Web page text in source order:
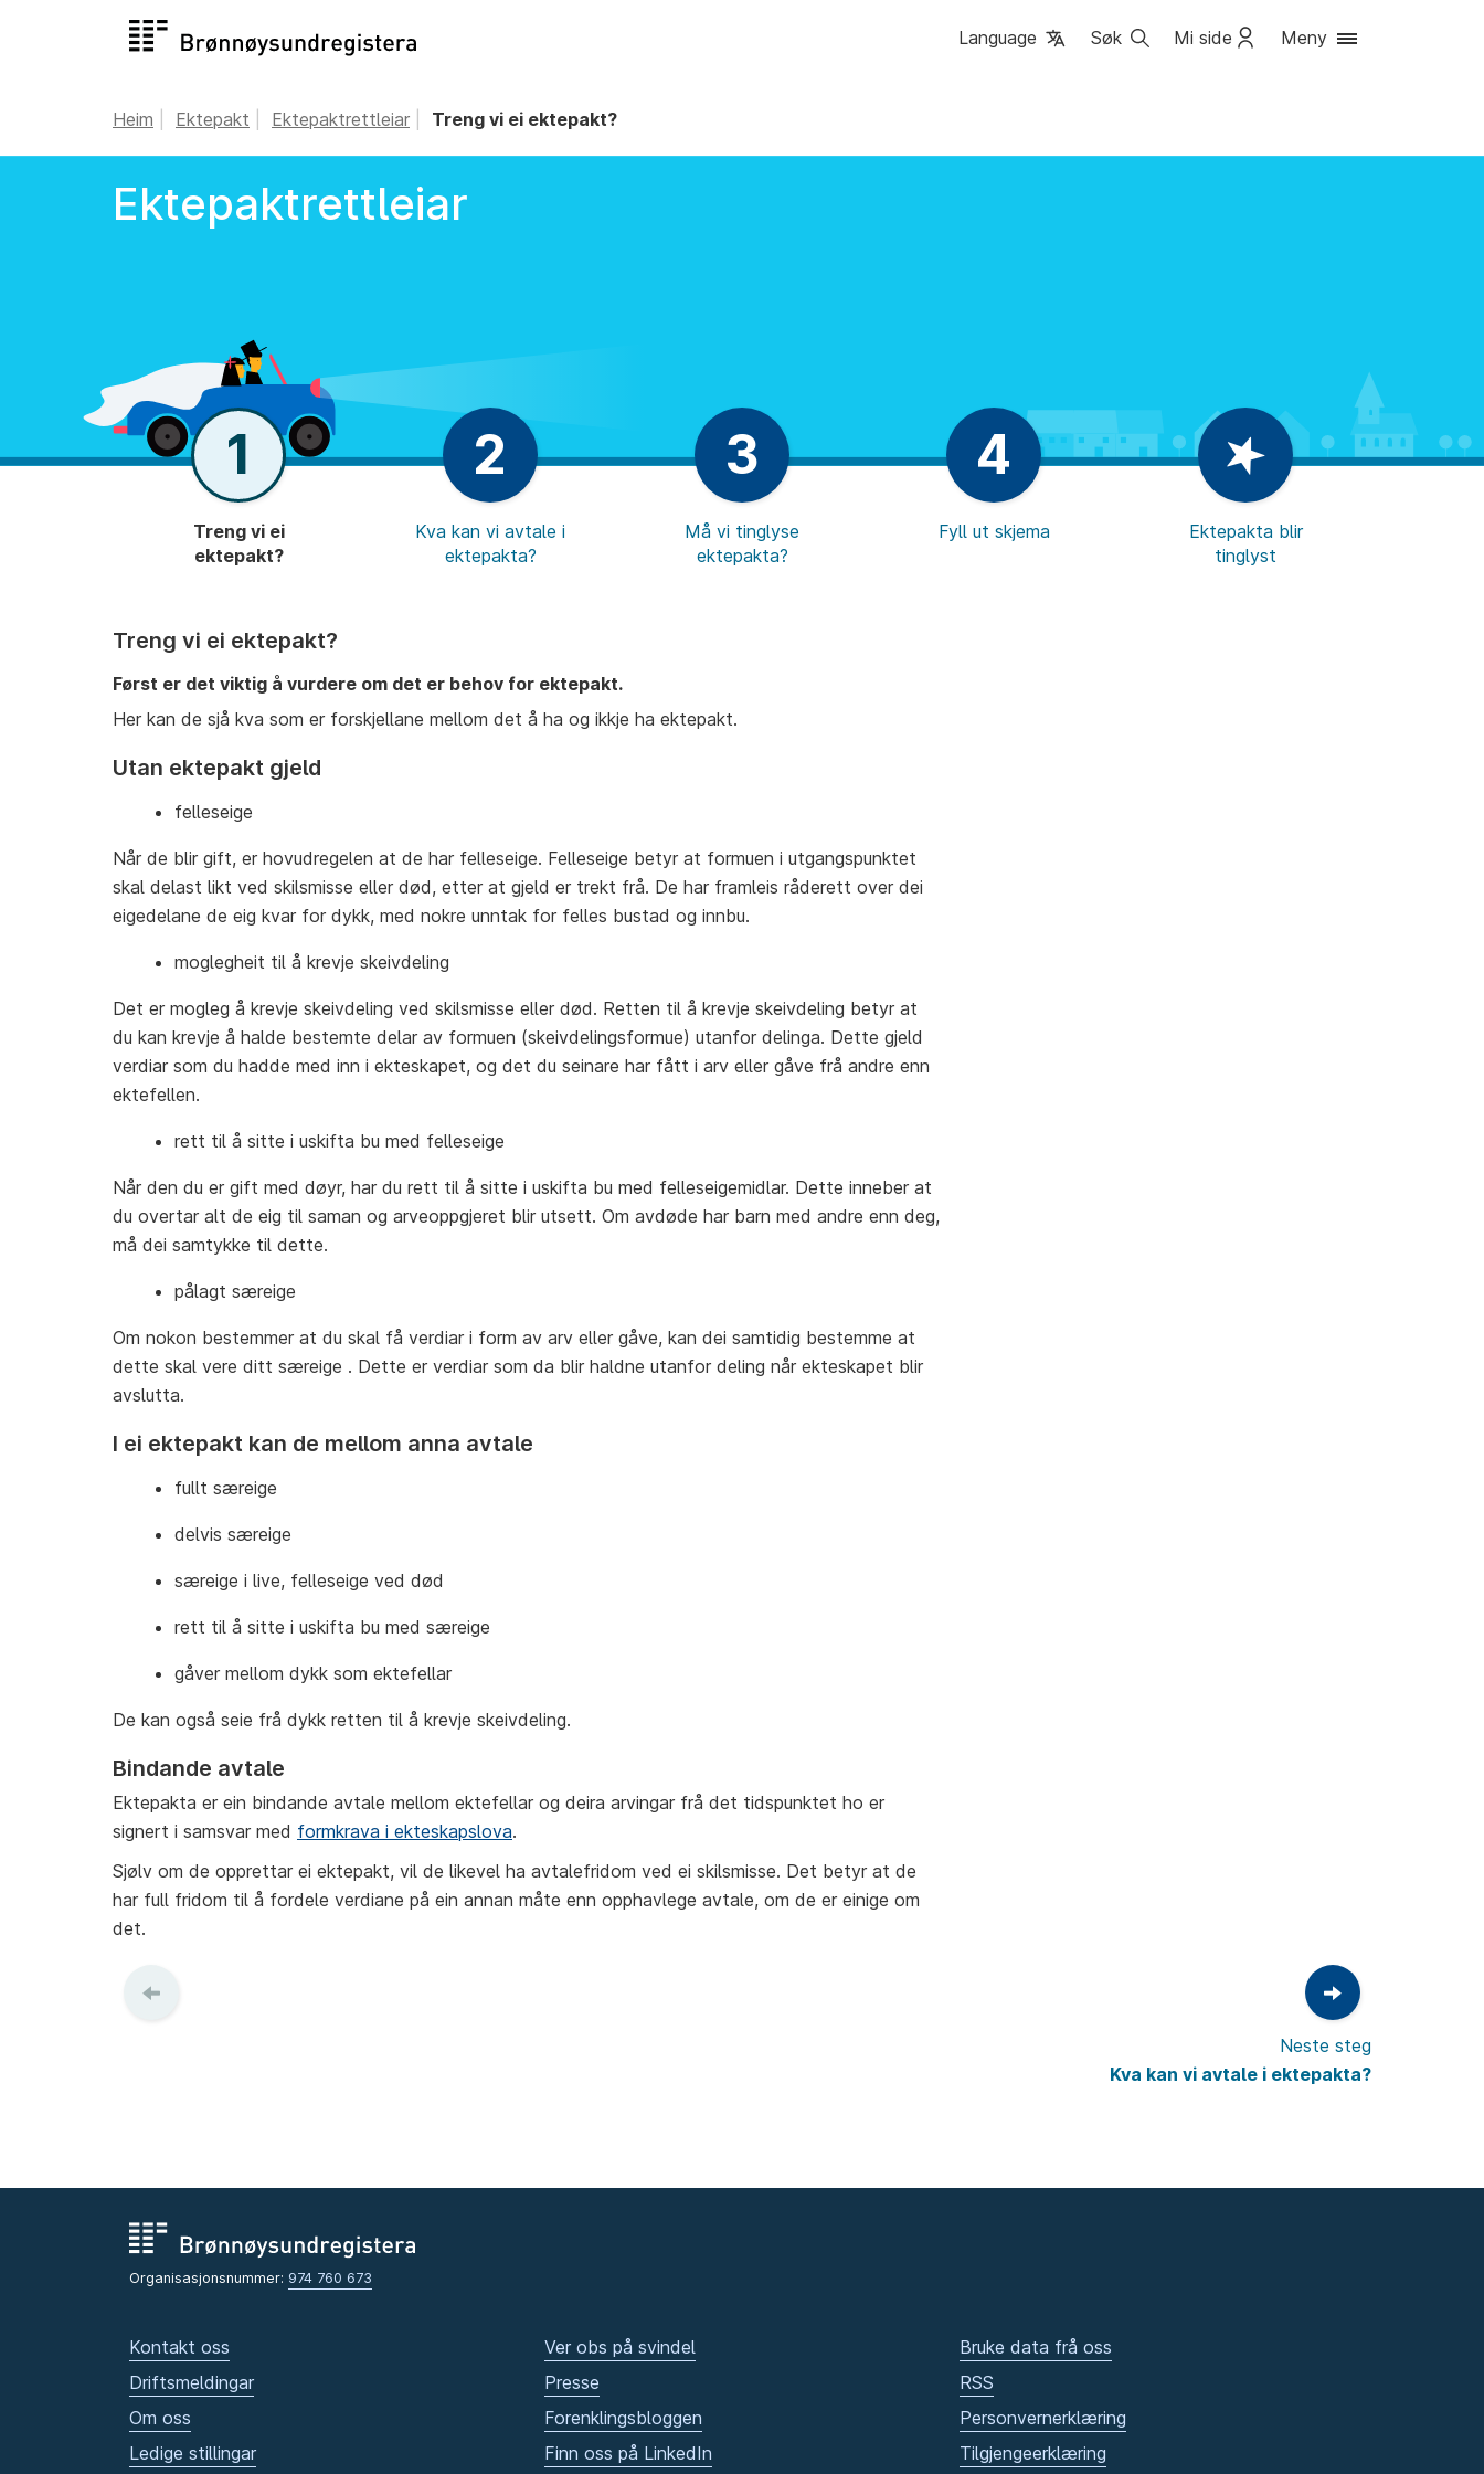
Language Søk Mi side Meny
Heim Ektepakt Ektepaktrettleiar Treng vi ei ektepakt?
Ektepaktrettleiar
1
Treng vi ei
ektepakt?
2
Kva kan vi avtale i
ektepakta?
3
Må vi tinglyse
ektepakta?
4
Fyll ut skjema
Ektepakta blir
tinglyst
Treng vi ei ektepakt?
Først er det viktig å vurdere om det er behov for ektepakt.
Her kan de sjå kva som er forskjellane mellom det å ha og ikkje ha ektepakt.
Utan ektepakt gjeld
felleseige
Når de blir gift, er hovudregelen at de har felleseige. Felleseige betyr at formuen i utgangspunktet
skal delast likt ved skilsmisse eller død, etter at gjeld er trekt frå. De har framleis råderett over dei
eigedelane de eig kvar for dykk, med nokre unntak for felles bustad og innbu.
moglegheit til å krevje skeivdeling
Det er mogleg å krevje skeivdeling ved skilsmisse eller død. Retten til å krevje skeivdeling betyr at
du kan krevje å halde bestemte delar av formuen (skeivdelingsformue) utanfor delinga. Dette gjeld
verdiar som du hadde med inn i ekteskapet, og det du seinare har fått i arv eller gåve frå andre enn
ektefellen.
rett til å sitte i uskifta bu med felleseige
Når den du er gift med døyr, har du rett til å sitte i uskifta bu med felleseigemidlar. Dette inneber at
du overtar alt de eig til saman og arveoppgjeret blir utsett. Om avdøde har barn med andre enn deg,
må dei samtykke til dette.
pålagt særeige
Om nokon bestemmer at du skal få verdiar i form av arv eller gåve, kan dei samtidig bestemme at
dette skal vere ditt særeige . Dette er verdiar som da blir haldne utanfor deling når ekteskapet blir
avslutta.
I ei ektepakt kan de mellom anna avtale
fullt særeige
delvis særeige
særeige i live, felleseige ved død
rett til å sitte i uskifta bu med særeige
gåver mellom dykk som ektefellar
De kan også seie frå dykk retten til å krevje skeivdeling.
Bindande avtale
Ektepakta er ein bindande avtale mellom ektefellar og deira arvingar frå det tidspunktet ho er
signert i samsvar med formkrava i ekteskapslova.
Sjølv om de opprettar ei ektepakt, vil de likevel ha avtalefridom ved ei skilsmisse. Det betyr at de
har full fridom til å fordele verdiane på ein annan måte enn opphavlege avtale, om de er einige om
det.
Neste steg
Kva kan vi avtale i ektepakta?
Organisasjonsnummer: 974 760 673
Kontakt oss
Driftsmeldingar
Om oss
Ledige stillingar
Ver obs på svindel
Presse
Forenklingsbloggen
Finn oss på LinkedIn
Bruke data frå oss
RSS
Personvernerklæring
Tilgjengeerklæring